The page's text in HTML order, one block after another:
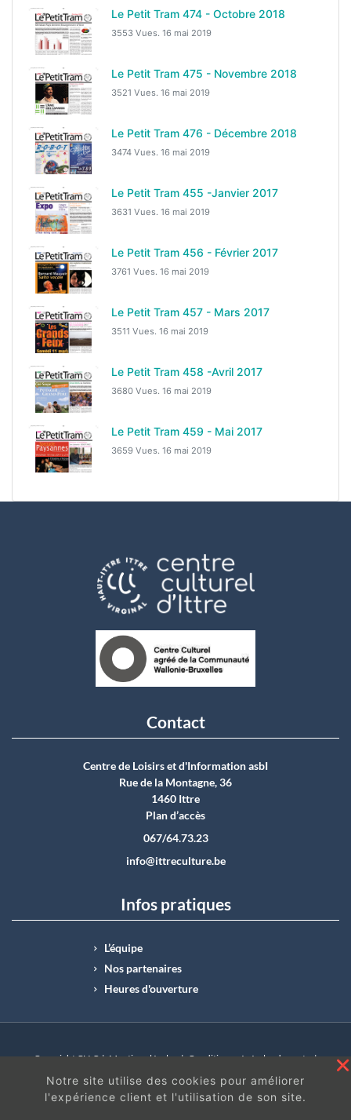
Le Petit Tram 474 - Octobre 2018
3553 Vues. 16 mai 2019
Le Petit Tram 475 - Novembre 2018
3521 Vues. 16 mai 2019
Le Petit Tram 476 - Décembre 2018
3474 Vues. 16 mai 2019
Le Petit Tram 455 -Janvier 2017
3631 Vues. 16 mai 2019
Le Petit Tram 456 - Février 2017
3761 Vues. 16 mai 2019
Le Petit Tram 457 - Mars 2017
3511 Vues. 16 mai 2019
Le Petit Tram 458 -Avril 2017
3680 Vues. 16 mai 2019
Le Petit Tram 459 - Mai 2017
3659 Vues. 16 mai 2019
Contact
Centre de Loisirs et d'Information asbI
Rue de la Montagne, 36
1460 Ittre
Plan d’accès
067/64.73.23
info@ittreculture.be
Infos pratiques
L’équipe
Nos partenaires
Heures d'ouverture
Copyright CLI © | Mentions légales | Conditions générales de vente |
N°Entreprise : BE0414.742.009 |
BE50 0012 6285 4518
Notre site utilise des cookies pour améliorer
l'expérience client et l'utilisation de son site.